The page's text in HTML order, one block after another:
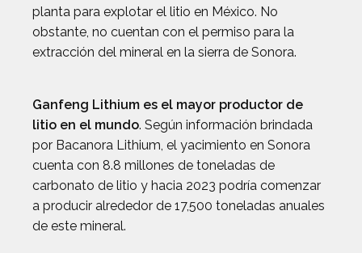
planta para explotar el litio en México. No
obstante, no cuentan con el permiso para la
extracción del mineral en la sierra de Sonora.
Ganfeng Lithium es el mayor productor de
litio en el mundo. Según información brindada
por Bacanora Lithium, el yacimiento en Sonora
cuenta con 8.8 millones de toneladas de
carbonato de litio y hacia 2023 podría comenzar
a producir alrededor de 17,500 toneladas anuales
de este mineral.